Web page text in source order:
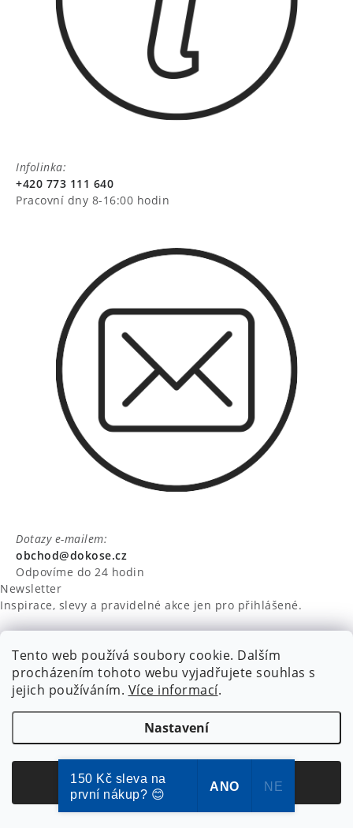
Tento web používá soubory cookie. Dalším
procházením tohoto webu vyjadřujete souhlas s
jejich používáním. Více informací.
Nastavení
Souhlasím
Infolinka:
+420 773 111 640
Pracovní dny 8-16:00 hodin
Dotazy e-mailem:
obchod@dokose.cz
Odpovíme do 24 hodin
Newsletter
Inspirace, slevy a pravidelné akce jen pro přihlášené.
Sledujte nás, pro novinky soutěže a další zajímavosti.
NIKARO, s.r.o.- Dokoše.cz, Veselka 48, 259 01 Olbramovice -
Votice, ČESKÁ REPUBLIKA
Podle zákona o evidenci tržeb je prodávající povinen vystavit
150 Kč sleva na
první nákup? 😊
ANO NE